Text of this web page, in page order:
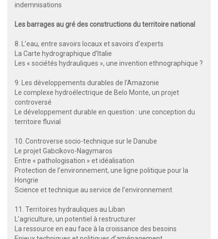
indemnisations
Les barrages au gré des constructions du territoire national
8. L’eau, entre savoirs locaux et savoirs d’experts
La Carte hydrographique d’Italie
Les « sociétés hydrauliques », une invention ethnographique ?
9. Les développements durables de l’Amazonie
Le complexe hydroélectrique de Belo Monte, un projet
controversé
Le développement durable en question : une conception du
territoire fluvial
10. Controverse socio-technique sur le Danube
Le projet Gabcíkovo-Nagymaros
Entre « pathologisation » et idéalisation
Protection de l’environnement, une ligne politique pour la
Hongrie
Science et technique au service de l’environnement
11. Territoires hydrauliques au Liban
L’agriculture, un potentiel à restructurer
La ressource en eau face à la croissance des besoins